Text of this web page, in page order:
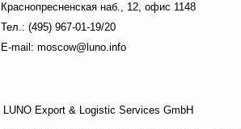
Краснопресненская наб., 12, офис 1148
Тел.: (495) 967-01-19/20
E-mail: moscow@luno.info
LUNO Export & Logistic Services GmbH